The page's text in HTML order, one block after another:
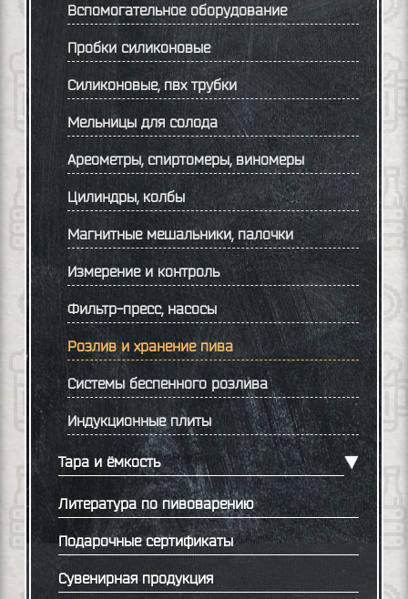
Вспомогательное оборудование
Пробки силиконовые
Силиконовые, пвх трубки
Мельницы для солода
Ареометры, спиртомеры, виномеры
Цилиндры, колбы
Магнитные мешальники, палочки
Измерение и контроль
Фильтр-пресс, насосы
Розлив и хранение пива
Системы беспенного розлива
Индукционные плиты
Тара и ёмкость
Литература по пивоварению
Подарочные сертификаты
Сувенирная продукция